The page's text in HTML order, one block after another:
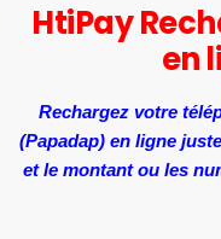
HtiPay
en
Rechargez votre
(Papadap) en ligne
et le montant ou les